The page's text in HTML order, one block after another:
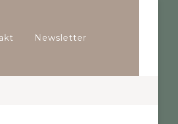
Newsletter